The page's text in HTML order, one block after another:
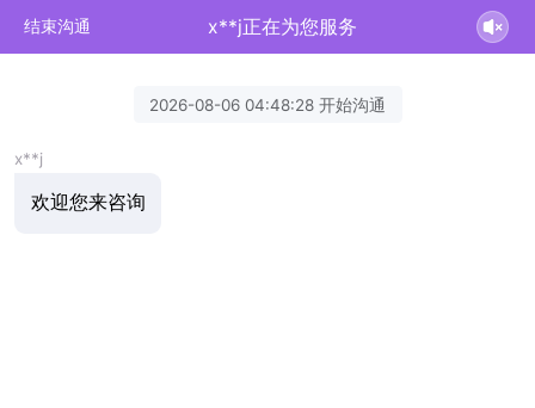
结束沟通 x**j正在为您服务
2026-08-06 04:48:28 开始沟通
x**j
欢迎您来咨询